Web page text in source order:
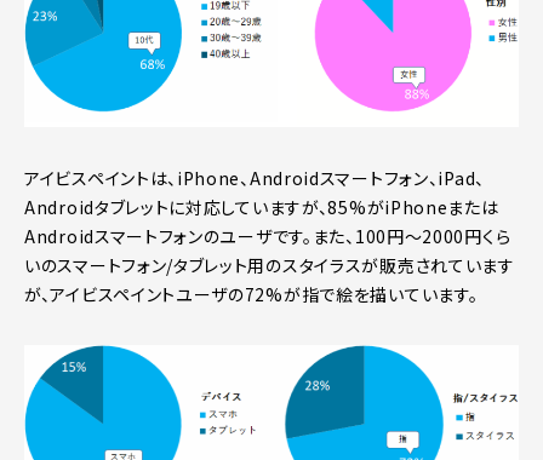
アイビスペイントは、iPhone、Androidスマートフォン、iPad、
Androidタブレットに対応していますが、85%がiPhoneまたは
Androidスマートフォンのユーザです。また、100円～2000円くら
いのスマートフォン/タブレット用のスタイラスが販売されています
が、アイビスペイントユーザの72%が指で絵を描いています。